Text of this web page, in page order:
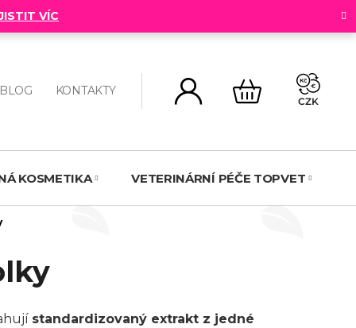
VÍC
BLOG KONTAKTY
NÁKUPNÍ
KOŠÍK
CZK
KOSMETIKA VETERINÁRNÍ PÉČE TOPVET
standardizovaný extrakt z jedné